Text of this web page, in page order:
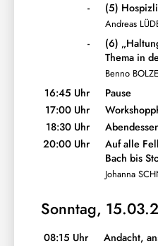
- (5)
Andreas
-
(6)
Thema in
Benno
16:45 Uhr
Pause
17:00 Uhr
18:30 Uhr
20:00 Uhr
Auf alle
Bach bis
Johanna
Sonntag,
08:15 Uhr
Andacht,